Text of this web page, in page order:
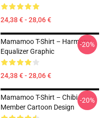
24,38 € - 28,06 €
Mamamoo T-Shirt – Harmony
Equalizer Graphic
24,38 € - 28,06 €
-20%
Mamamoo T-Shirt – Chibi
Member Cartoon Design
-20%